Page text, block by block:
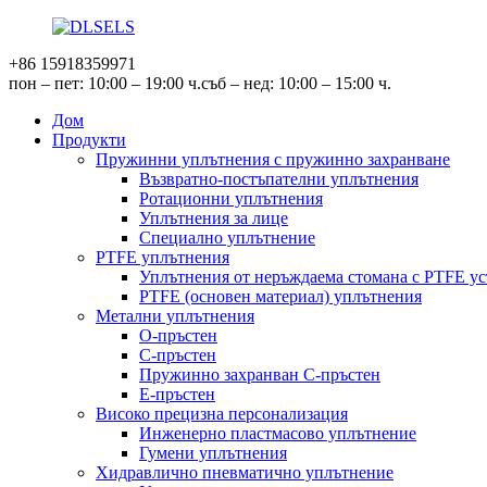
+86 15918359971
пон – пет: 10:00 – 19:00 ч.съб – нед: 10:00 – 15:00 ч.
Дом
Продукти
Пружинни уплътнения с пружинно захранване
Възвратно-постъпателни уплътнения
Ротационни уплътнения
Уплътнения за лице
Специално уплътнение
PTFE уплътнения
Уплътнения от неръждаема стомана с PTFE
PTFE (основен материал) уплътнения
Метални уплътнения
О-пръстен
C-пръстен
Пружинно захранван C-пръстен
Е-пръстен
Високо прецизна персонализация
Инженерно пластмасово уплътнение
Гумени уплътнения
Хидравлично пневматично уплътнение